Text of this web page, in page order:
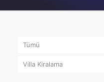
Tümü
Villa Kiralama